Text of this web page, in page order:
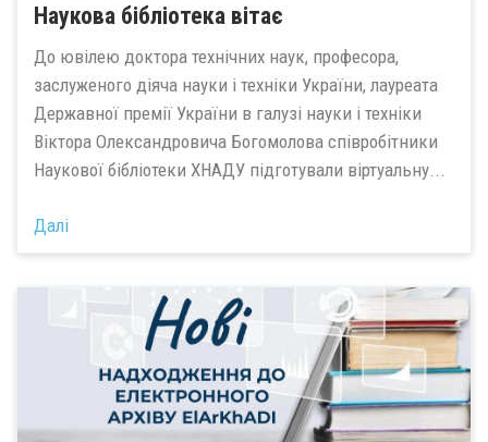
Наукова бібліотека вітає
До ювілею доктора технічних наук, професора,
заслуженого діяча науки і техніки України, лауреата
Державної премії України в галузі науки і техніки
Віктора Олександровича Богомолова співробітники
Наукової бібліотеки ХНАДУ підготували віртуальну...
Далі